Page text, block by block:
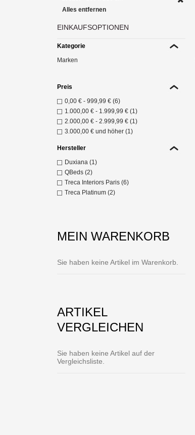
Alles entfernen
EINKAUFSOPTIONEN
Kategorie
Marken
Preis
0,00 € -999,99 € (6)
1.000,00 € - 1.999,99 € (1)
2.000,00 € -2.999,99 € (1)
3.000,00 € und höher (1)
Hersteller
Duxiana (1)
QBeds (2)
Treca Interiors Paris (6)
Treca Platinum (2)
MEIN WARENKORB
Sie haben keine Artikel im Warenkorb.
ARTIKEL
VERGLEICHEN
Sie haben keine Artikel auf der
Vergleichsliste.